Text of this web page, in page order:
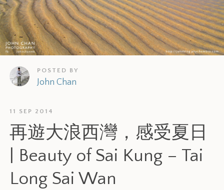
POSTED BY
John Chan
11 SEP 2014
再遊大浪西灣，感受夏日
| Beauty of Sai Kung – Tai
Long Sai Wan